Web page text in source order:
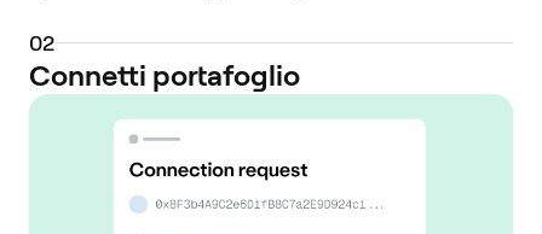
02
Connetti portafoglio